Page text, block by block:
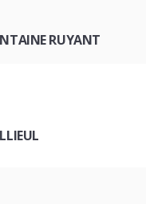
RUYANT